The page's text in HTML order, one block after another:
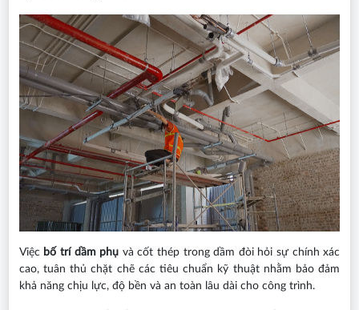
Việc bố trí dầm phụ và cốt thép trong dầm đòi hỏi sự chính xác
cao, tuân thủ chặt chẽ các tiêu chuẩn kỹ thuật nhằm bảo đảm
khả năng chịu lực, độ bền và an toàn lâu dài cho công trình.